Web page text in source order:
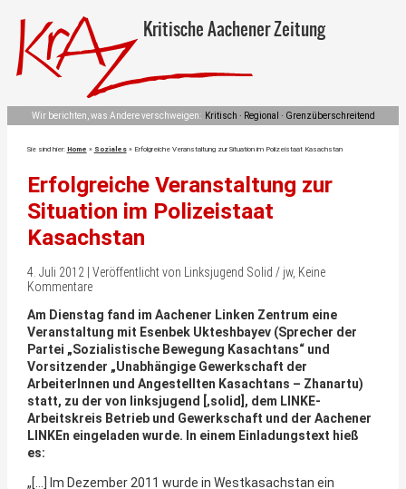
Kritische Aachener Zeitung
Wir berichten, was Andere verschweigen: Kritisch · Regional · Grenzüberschreitend
Sie sind hier: Home » Soziales» Erfolgreiche Veranstaltung zur Situation im Polizeistaat Kasachstan
Erfolgreiche Veranstaltung zur
Situation im Polizeistaat
Kasachstan
4. Juli 2012 | Veröffentlicht von Linksjugend Solid / jw, Keine
Kommentare
Am Dienstag fand im Aachener Linken Zentrum eine
Veranstaltung mit Esenbek Ukteshbayev (Sprecher der
Partei „Sozialistische Bewegung Kasachtans“ und
Vorsitzender „Unabhängige Gewerkschaft der
ArbeiterInnen und Angestellten Kasachtans – Zhanartu)
statt, zu der von linksjugend [‚solid], dem LINKE-
Arbeitskreis Betrieb und Gewerkschaft und der Aachener
LINKEn eingeladen wurde. In einem Einladungstext hieß
es:
„[…] Im Dezember 2011 wurde in Westkasachstan ein